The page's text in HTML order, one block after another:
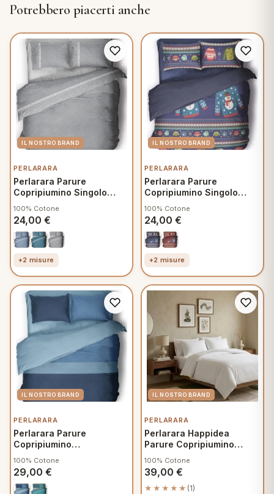
Potrebbero piacerti anche
PERLARARA
Perlarara Parure
Copripiumino Singolo
Sacco e federa, Crono
V901
100% Cotone
24,00 €
+2 misure
PERLARARA
Perlarara Parure
Copripiumino Singolo
Sacco e federa, Nives
C274
100% Cotone
24,00 €
+2 misure
PERLARARA
Perlarara Parure
Copripiumino
Cotone, Sacco e federe
Polo V224
100% Cotone
29,00 €
PERLARARA
Perlarara Happidea
Parure Copripiumino
Unita Bianco
100% Cotone
39,00 €
★★★★★ (1)